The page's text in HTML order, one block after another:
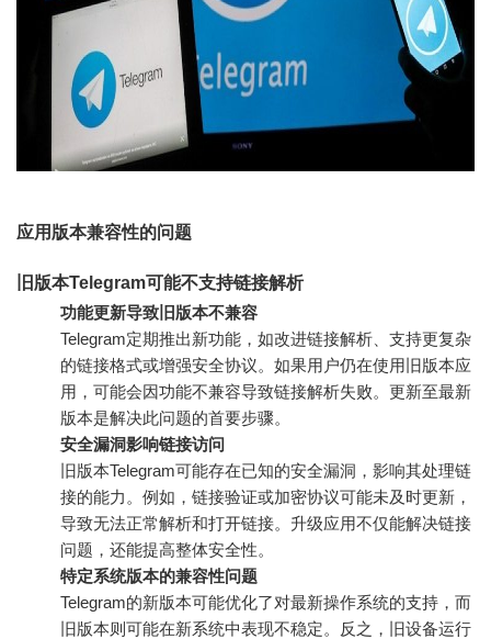
应用版本兼容性的问题
旧版本Telegram可能不支持链接解析
功能更新导致旧版本不兼容
Telegram定期推出新功能，如改进链接解析、支持更复杂
的链接格式或增强安全协议。如果用户仍在使用旧版本应
用，可能会因功能不兼容导致链接解析失败。更新至最新
版本是解决此问题的首要步骤。
安全漏洞影响链接访问
旧版本Telegram可能存在已知的安全漏洞，影响其处理链
接的能力。例如，链接验证或加密协议可能未及时更新，
导致无法正常解析和打开链接。升级应用不仅能解决链接
问题，还能提高整体安全性。
特定系统版本的兼容性问题
Telegram的新版本可能优化了对最新操作系统的支持，而
旧版本则可能在新系统中表现不稳定。反之，旧设备运行